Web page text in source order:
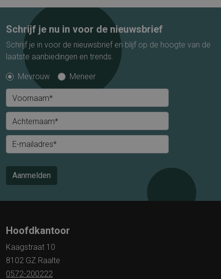
Schrijf je nu in voor de nieuwsbrief
Schrijf je in voor de nieuwsbrief en blijf op de hoogte van de
laatste aanbiedingen en trends.
Mevrouw Meneer
Voornaam*
Achternaam*
E-mailadres*
Aanmelden
Hoofdkantoor
Kaagstraat 10
8102 GZ Raalte
0572-200222